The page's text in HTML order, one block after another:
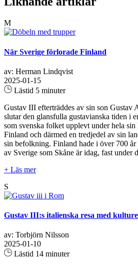
M
När Sverige förlorade Finland
av: Herman Lindqvist
2025-01-15
Lästid 5 minuter
Gustav III efterträddes av sin son Gustav
slutar den glansfulla gustavianska tiden i
som svenska folket upplevt under hela
Finland och därmed en tredjedel av sin
sin befolkning. Finland hade i över 700
av Sverige som Skåne är idag, fast under
+ Läs mer
S
Gustav III:s italienska resa med
av: Torbjörn Nilsson
2025-01-10
Lästid 14 minuter